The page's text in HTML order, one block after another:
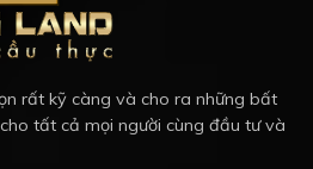
rất kỹ càng và cho ra những bất
tất cả mọi người cùng đầu tư và